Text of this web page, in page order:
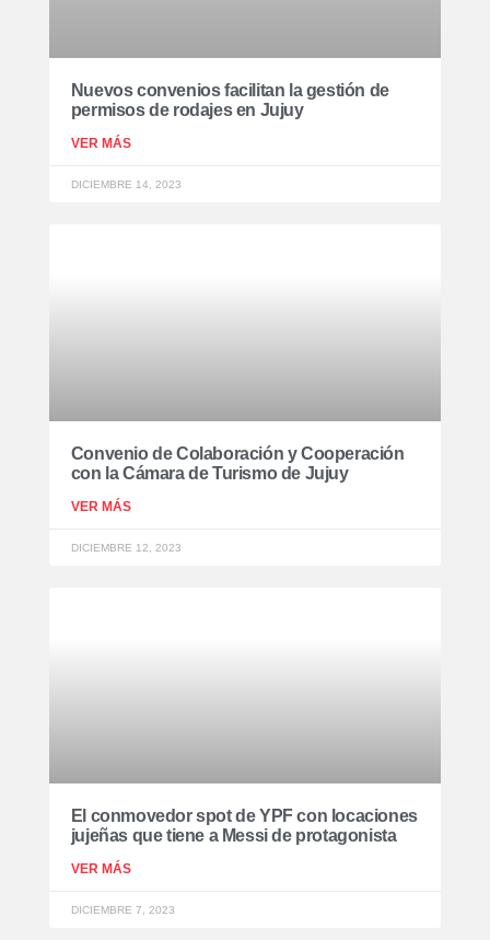
Nuevos convenios facilitan la gestión de
permisos de rodajes en Jujuy
VER MÁS
DICIEMBRE 14, 2023
Convenio de Colaboración y Cooperación
con la Cámara de Turismo de Jujuy
VER MÁS
DICIEMBRE 12, 2023
El conmovedor spot de YPF con locaciones
jujeñas que tiene a Messi de protagonista
VER MÁS
DICIEMBRE 7, 2023